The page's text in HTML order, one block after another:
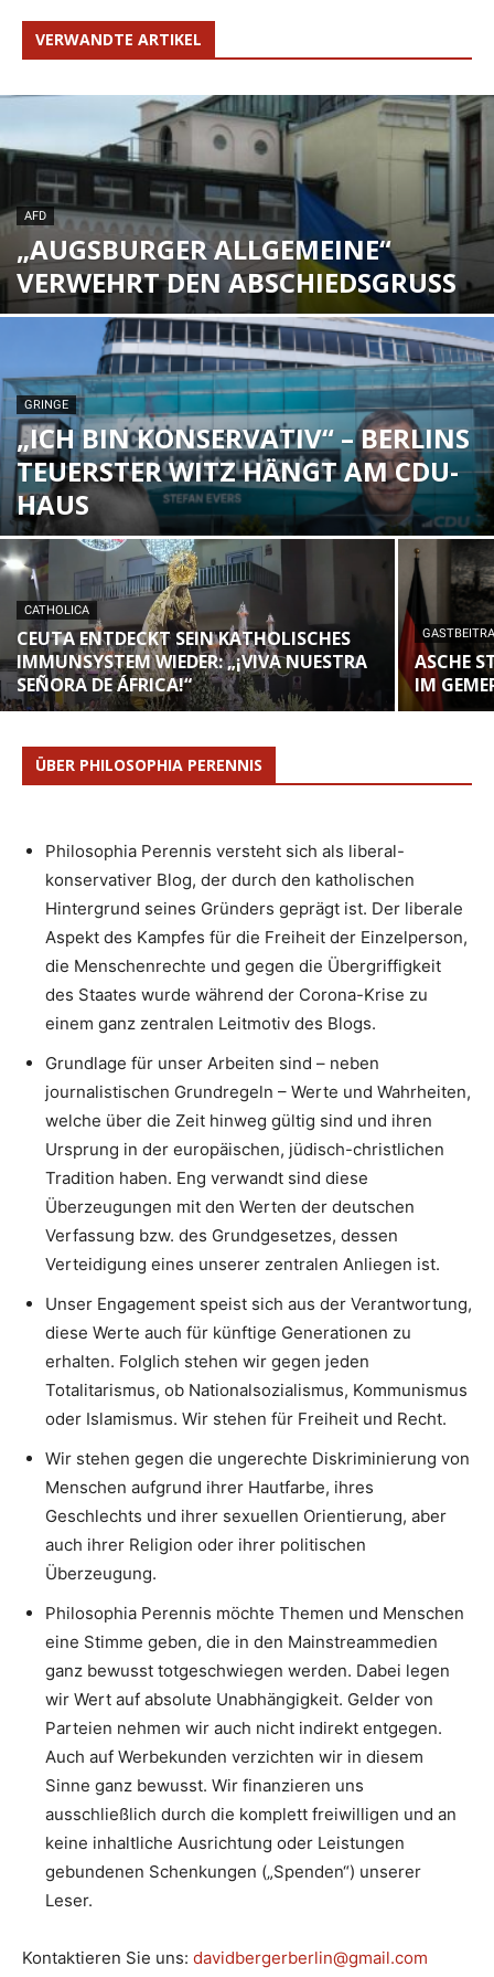
VERWANDTE ARTIKEL
AFD
„AUGSBURGER ALLGEMEINE“
VERWEHRT DEN ABSCHIEDSGRUSS
GRINGE
„ICH BIN KONSERVATIV“ – BERLINS
TEUERSTER WITZ HÄNGT AM CDU-
HAUS
CATHOLICA
CEUTA ENTDECKT SEIN KATHOLISCHES
IMMUNSYSTEM WIEDER: „¡VIVA NUESTRA
SEÑORA DE ÁFRICA!“
ASCHE
IM
ÜBER PHILOSOPHIA PERENNIS
Philosophia Perennis versteht sich als liberal-
konservativer Blog, der durch den katholischen
Hintergrund seines Gründers geprägt ist. Der liberale
Aspekt des Kampfes für die Freiheit der Einzelperson,
die Menschenrechte und gegen die Übergriffigkeit
des Staates wurde während der Corona-Krise zu
einem ganz zentralen Leitmotiv des Blogs.
Grundlage für unser Arbeiten sind – neben
journalistischen Grundregeln – Werte und Wahrheiten,
welche über die Zeit hinweg gültig sind und ihren
Ursprung in der europäischen, jüdisch-christlichen
Tradition haben. Eng verwandt sind diese
Überzeugungen mit den Werten der deutschen
Verfassung bzw. des Grundgesetzes, dessen
Verteidigung eines unserer zentralen Anliegen ist.
Unser Engagement speist sich aus der Verantwortung,
diese Werte auch für künftige Generationen zu
erhalten. Folglich stehen wir gegen jeden
Totalitarismus, ob Nationalsozialismus, Kommunismus
oder Islamismus. Wir stehen für Freiheit und Recht.
Wir stehen gegen die ungerechte Diskriminierung von
Menschen aufgrund ihrer Hautfarbe, ihres
Geschlechts und ihrer sexuellen Orientierung, aber
auch ihrer Religion oder ihrer politischen
Überzeugung.
Philosophia Perennis möchte Themen und Menschen
eine Stimme geben, die in den Mainstreammedien
ganz bewusst totgeschwiegen werden. Dabei legen
wir Wert auf absolute Unabhängigkeit. Gelder von
Parteien nehmen wir auch nicht indirekt entgegen.
Auch auf Werbekunden verzichten wir in diesem
Sinne ganz bewusst. Wir finanzieren uns
ausschließlich durch die komplett freiwilligen und an
keine inhaltliche Ausrichtung oder Leistungen
gebundenen Schenkungen („Spenden“) unserer
Leser.
Kontaktieren Sie uns: davidbergerberlin@gmail.com